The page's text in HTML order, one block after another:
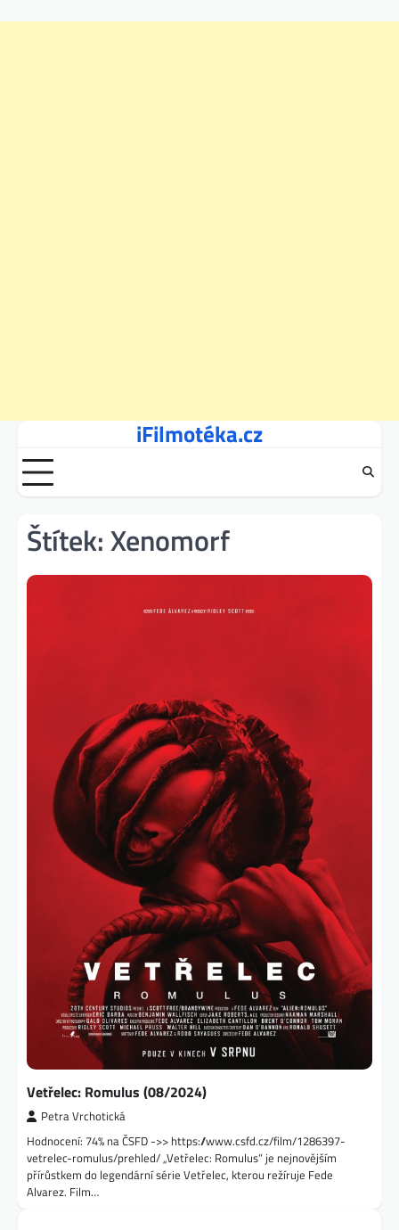
content
iFilmotéka.cz
Štítek:Xenomorf
Vetřelec: Romulus (08/2024)
Petra Vrchotická
Hodnocení: 74% na ČSFD ->> https://www.csfd.cz/film/1286397-
vetrelec-romulus/prehled/ „Vetřelec: Romulus“ je nejnovějším
přírůstkem do legendární série Vetřelec, kterou režíruje Fede
Alvarez. Film…